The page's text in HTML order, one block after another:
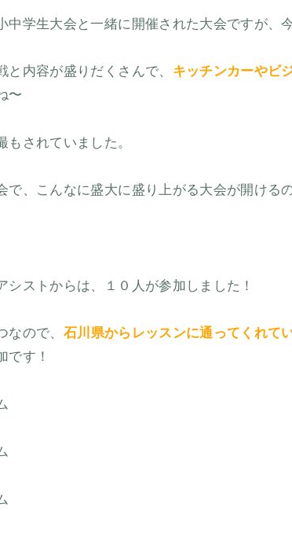
中学生大会と一緒に開催された大会ですが、
と内容が盛りだくさんで、 キッチンカーやビ
〜
もされていました。
で、こんなに盛大に盛り上がる大会が開ける
シストからは、１０人が参加しました！
なので、 石川県からレッスンに通ってくれて
です！